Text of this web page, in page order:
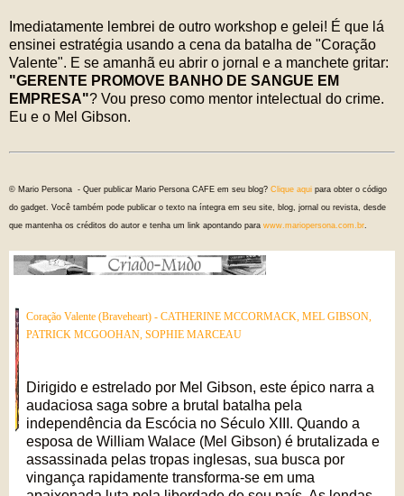
Imediatamente lembrei de outro workshop e gelei! É que lá
ensinei estratégia usando a cena da batalha de "Coração
Valente". E se amanhã eu abrir o jornal e a manchete gritar:
"GERENTE PROMOVE BANHO DE SANGUE EM
EMPRESA"? Vou preso como mentor intelectual do crime.
Eu e o Mel Gibson.
© Mario Persona - Quer publicar Mario Persona CAFE em seu blog? Clique aqui para obter o código
do gadget. Você também pode publicar o texto na íntegra em seu site, blog, jornal ou revista, desde
que mantenha os créditos do autor e tenha um link apontando para www.mariopersona.com.br
Coração Valente (Braveheart) - CATHERINE MCCORMACK, MEL GIBSON,
PATRICK MCGOOHAN, SOPHIE MARCEAU
Dirigido e estrelado por Mel Gibson, este épico narra a
audaciosa saga sobre a brutal batalha pela
independência da Escócia no Século XIII. Quando a
esposa de William Walace (Mel Gibson) é brutalizada e
assassinada pelas tropas inglesas, sua busca por
vingança rapidamente transforma-se em uma